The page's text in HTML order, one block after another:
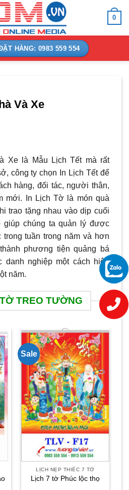
0
HÀNG: 0983 559 554
Và Xe
Xe là Mẫu Lịch Tết mà rất
công ty chọn In Lịch Tết để
hàng, đối tác, người thân,
mới. In Lịch Tờ là món quà
trao tặng nhau vào dịp cuối
giúp chúng ta quản lý được
tuần trong năm và hơn
phương tiện quảng bá
danh nghiệp một cách hiệu
năm.
TREO TƯỜNG
Sale
LỊCH NẸP THIẾC 7 TỜ
Lịch 7 tờ Phúc lộc thọ